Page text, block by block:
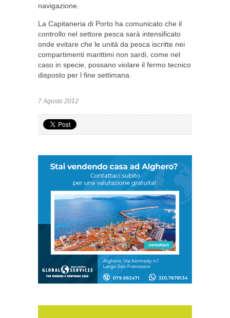
navigazione.
La Capitaneria di Porto ha comunicato che il
controllo nel settore pesca sarà intensificato
onde evitare che le unità da pesca iscritte nei
compartimenti marittimi non sardi, come nel
caso in specie, possano violare il fermo tecnico
disposto per l fine settimana.
7 Agosto 2012